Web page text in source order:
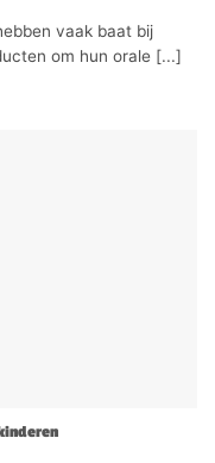
vaak baat bij
om hun orale [...]